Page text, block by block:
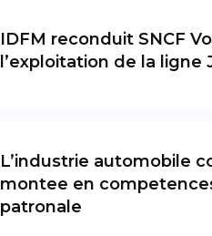
IDFM reconduit SNCF
l’exploitation de la ligne
L’industrie automobile
montee en
patronale